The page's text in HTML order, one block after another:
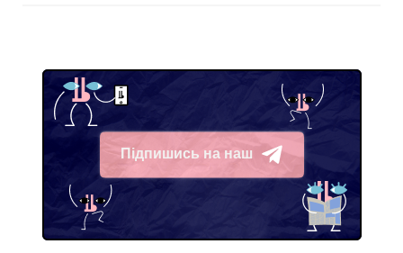
Підпишись на наш
Telegram